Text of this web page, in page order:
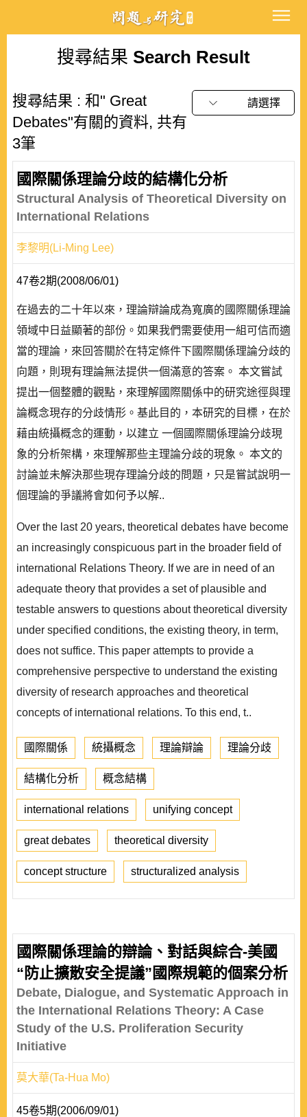
搜尋結果 Search Result
搜尋結果 : 和" Great
Debates"有關的資料, 共有
3筆
請選擇
國際關係理論分歧的結構化分析
Structural Analysis of Theoretical Diversity on
International Relations
李黎明(Li-Ming Lee)
47卷2期(2008/06/01)
在過去的二十年以來，理論辯論成為寬廣的國際關係理論
領域中日益顯著的部份。如果我們需要使用一組可信而適
當的理論，來回答關於在特定條件下國際關係理論分歧的
向題，則現有理論無法提供一個滿意的答案。 本文嘗試
提出一個整體的觀點，來理解國際關係中的研究途徑與理
論概念現存的分歧情形。基此目的，本研究的目標，在於
藉由統攝概念的運動，以建立 一個國際關係理論分歧現
象的分析架構，來理解那些主理論分歧的現象。 本文的
討論並未解決那些現存理論分歧的問題，只是嘗試說明一
個理論的爭議將會如何予以解..
Over the last 20 years, theoretical debates have become
an increasingly conspicuous part in the broader field of
international Relations Theory. If we are in need of an
adequate theory that provides a set of plausible and
testable answers to questions about theoretical diversity
under specified conditions, the existing theory, in term,
does not suffice. This paper attempts to provide a
comprehensive perspective to understand the existing
diversity of research approaches and theoretical
concepts of international relations. To this end, t..
國際關係 統攝概念 理論辯論 理論分歧
結構化分析 概念結構
international relations unifying concept
great debates theoretical diversity
concept structure structuralized analysis
國際關係理論的辯論、對話與綜合-美國
“防止擴散安全提議”國際規範的個案分析
Debate, Dialogue, and Systematic Approach in
the International Relations Theory: A Case
Study of the U.S. Proliferation Security
Initiative
莫大華(Ta-Hua Mo)
45卷5期(2006/09/01)